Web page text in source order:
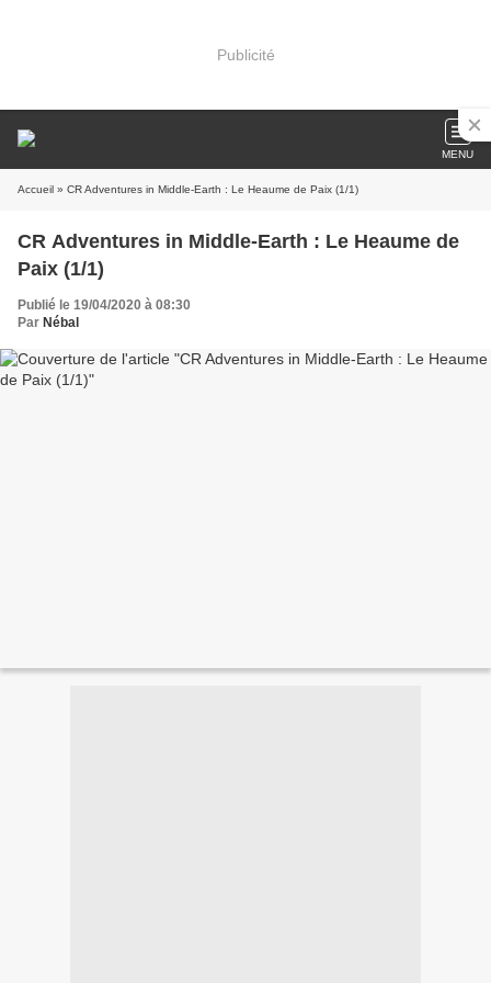
Publicité
MENU
Accueil » CR Adventures in Middle-Earth : Le Heaume de Paix (1/1)
CR Adventures in Middle-Earth : Le Heaume de
Paix (1/1)
Publié le 19/04/2020 à 08:30
Par Nébal